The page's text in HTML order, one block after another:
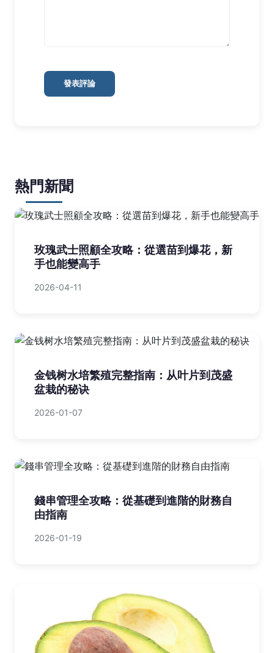
發表評論
熱門新聞
玫瑰武士照顧全攻略：從選苗到爆花，新
手也能變高手
2026-04-11
金钱树水培繁殖完整指南：从叶片到茂盛
盆栽的秘诀
2026-01-07
錢串管理全攻略：從基礎到進階的財務自
由指南
2026-01-19